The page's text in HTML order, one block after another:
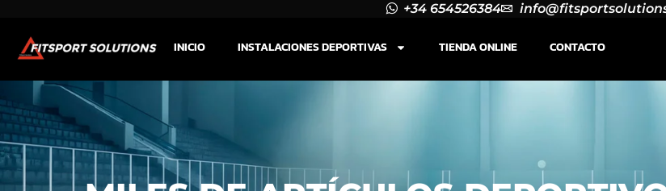
+34 654526384
INICIO INSTALACIONES DEPORTIVAS TIENDA ONLINE CONTACTO